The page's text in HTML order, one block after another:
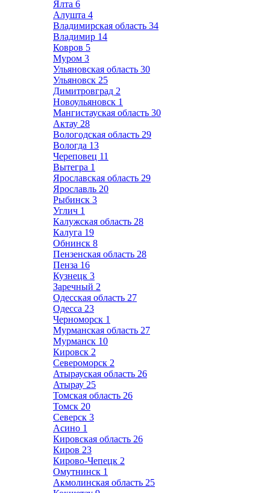
Ялта 6
Алушта 4
Владимирская область 34
Владимир 14
Ковров 5
Муром 3
Ульяновская область 30
Ульяновск 25
Димитровград 2
Новоульяновск 1
Мангистауская область 30
Актау 28
Вологодская область 29
Вологда 13
Череповец 11
Вытегра 1
Ярославская область 29
Ярославль 20
Рыбинск 3
Углич 1
Калужская область 28
Калуга 19
Обнинск 8
Пензенская область 28
Пенза 16
Кузнецк 3
Заречный 2
Одесская область 27
Одесса 23
Черноморск 1
Мурманская область 27
Мурманск 10
Кировск 2
Североморск 2
Атырауская область 26
Атырау 25
Томская область 26
Томск 20
Северск 3
Асино 1
Кировская область 26
Киров 23
Кирово-Чепецк 2
Омутнинск 1
Акмолинская область 25